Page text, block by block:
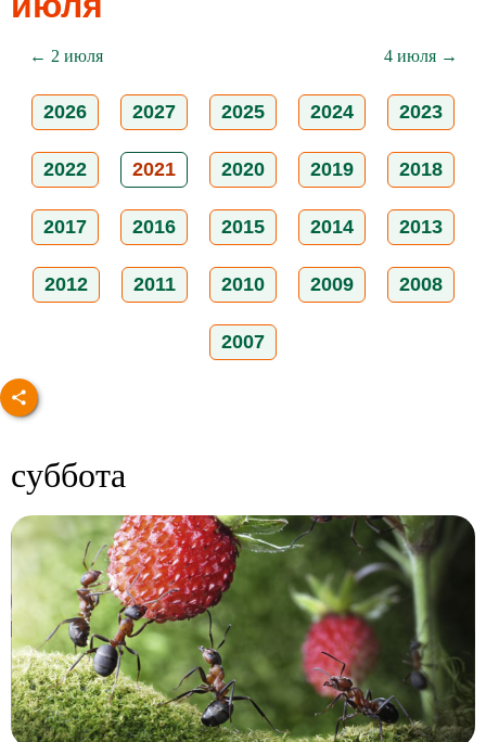
← 2 июля 4 июля →
2026 2027 2025 2024 2023
2022 2021 2020 2019 2018
2017 2016 2015 2014 2013
2012 2011 2010 2009 2008
2007
суббота